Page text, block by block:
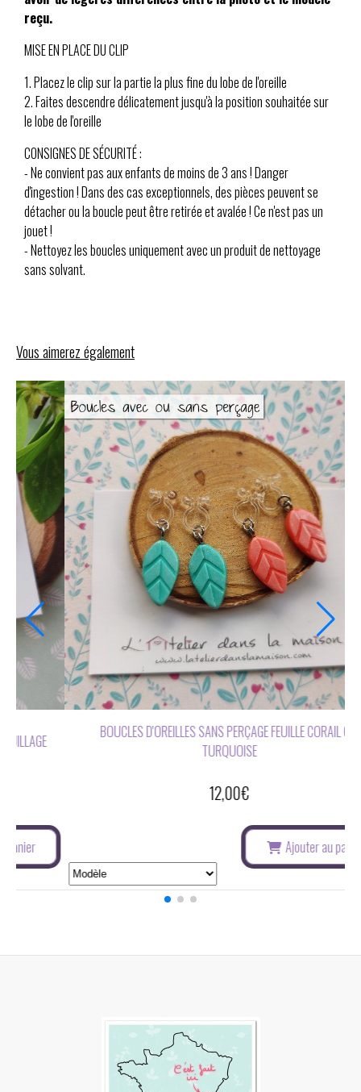
reçu.
MISE EN PLACE DU CLIP
1. Placez le clip sur la partie la plus fine du lobe de l'oreille
2. Faites descendre délicatement jusqu'à la position souhaitée sur
le lobe de l'oreille
CONSIGNES DE SÉCURITÉ :
- Ne convient pas aux enfants de moins de 3 ans ! Danger
d'ingestion ! Dans des cas exceptionnels, des pièces peuvent se
détacher ou la boucle peut être retirée et avalée ! Ce n'est pas un
jouet !
- Nettoyez les boucles uniquement avec un produit de nettoyage
sans solvant.
Vous aimerez également
panier
BOUCLES D'OREILLES SANS PERÇAGE NOIR OU BLANC
12,00€
Ajouter au